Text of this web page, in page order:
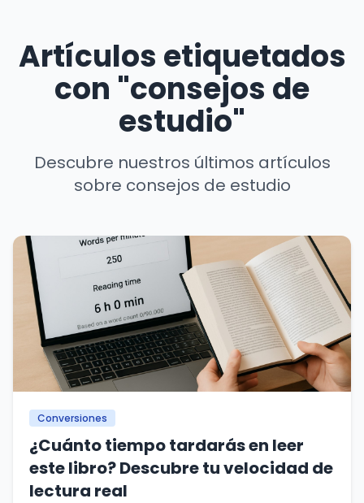
Artículos etiquetados
con "consejos de
estudio"
Descubre nuestros últimos artículos
sobre consejos de estudio
Conversiones
¿Cuánto tiempo tardarás en leer
este libro? Descubre tu velocidad de
lectura real